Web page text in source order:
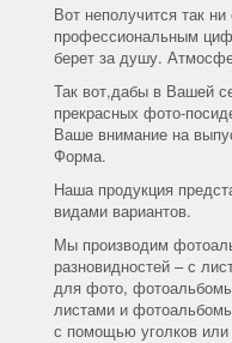
Вот неполучится так
профессиональным
берет за душу.
Так вот,дабы в Вашей
прекрасных фото-
Ваше внимание на
Форма.
Наша продукция
видами вариантов.
Мы производим
разновидностей – с
для фото,
листами и
с помощью уголков или